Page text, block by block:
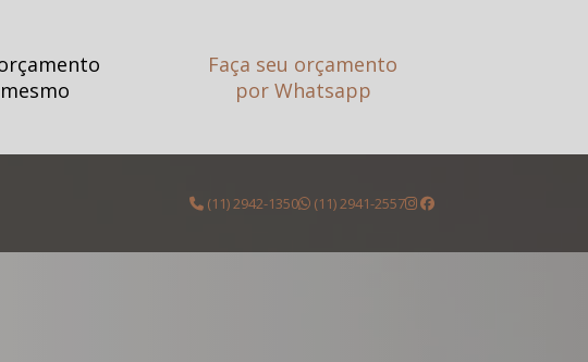
Faça seu orçamento
por Whatsapp
(11) 2942-1350 (11) 2941-2557